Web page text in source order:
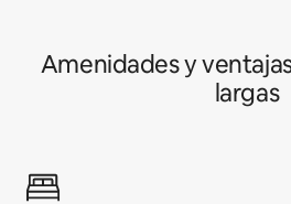
Amenidades y
largas